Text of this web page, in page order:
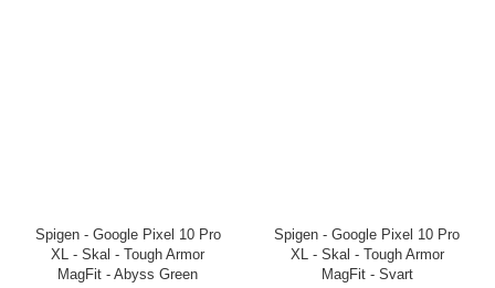
Spigen - Google Pixel 10 Pro
XL - Skal - Tough Armor
MagFit - Abyss Green
Spigen - Google Pixel 10 Pro
XL - Skal - Tough Armor
MagFit - Svart